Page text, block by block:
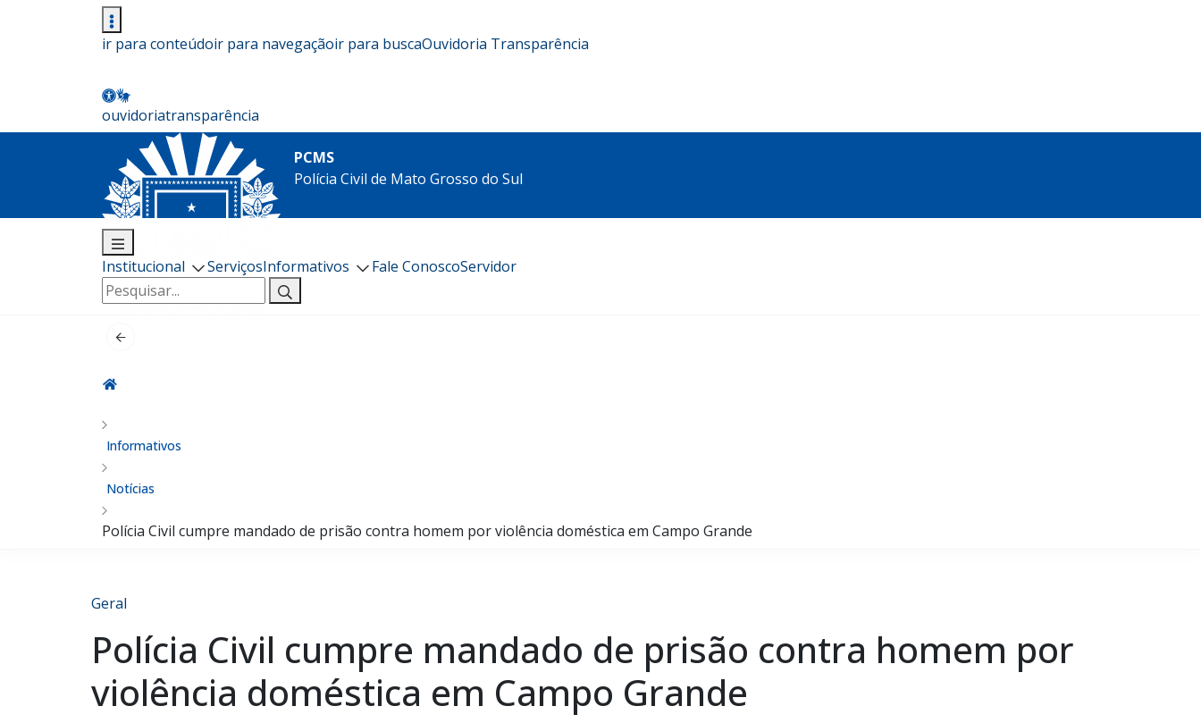
ir para conteúdoir para navegaçãoir para buscaOuvidoria Transparência
ouvidoriatransparência
PCMS
Polícia Civil de Mato Grosso do Sul
Institucional ServiçosInformativos Fale ConoscoServidor
Pesquisar
por:
Informativos
Notícias
Polícia Civil cumpre mandado de prisão contra homem por violência doméstica em Campo Grande
Geral
Polícia Civil cumpre mandado de prisão contra homem por
violência doméstica em Campo Grande